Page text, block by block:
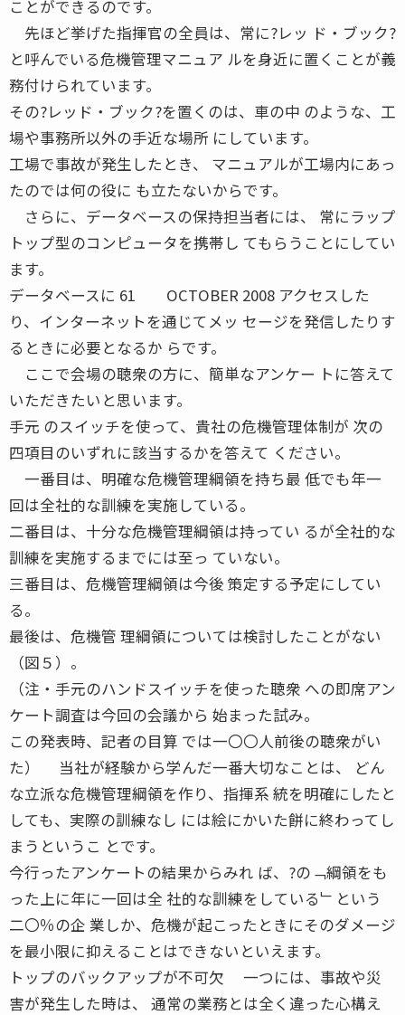
ことができるのです。
先ほど挙げた指揮官の全員は、常に?レッ ド・ブック?
と呼んでいる危機管理マニュア ルを身近に置くことが義
務付けられています。
その?レッド・ブック?を置くのは、車の中 のような、工
場や事務所以外の手近な場所 にしています。
工場で事故が発生したとき、 マニュアルが工場内にあっ
たのでは何の役に も立たないからです。
さらに、データベースの保持担当者には、 常にラップ
トップ型のコンピュータを携帯し てもらうことにしてい
ます。
データベースに 61 OCTOBER 2008 アクセスした
り、インターネットを通じてメッ セージを発信したりす
るときに必要となるか らです。
ここで会場の聴衆の方に、簡単なアンケー トに答えて
いただきたいと思います。
手元 のスイッチを使って、貴社の危機管理体制が 次の
四項目のいずれに該当するかを答えて ください。
一番目は、明確な危機管理綱領を持ち最 低でも年一
回は全社的な訓練を実施している。
二番目は、十分な危機管理綱領は持ってい るが全社的な
訓練を実施するまでには至っ ていない。
三番目は、危機管理綱領は今後 策定する予定にしてい
る。
最後は、危機管 理綱領については検討したことがない
（図５）。
（注・手元のハンドスイッチを使った聴衆 への即席アン
ケート調査は今回の会議から 始まった試み。
この発表時、記者の目算 では一〇〇人前後の聴衆がい
た） 当社が経験から学んだ一番大切なことは、 どん
な立派な危機管理綱領を作り、指揮系 統を明確にしたと
しても、実際の訓練なし には絵にかいた餅に終わってし
まうというこ とです。
今行ったアンケートの結果からみれ ば、?の﹁綱領をも
った上に年に一回は全 社的な訓練をしている﹂という
二〇％の企 業しか、危機が起こったときにそのダメージ
を最小限に抑えることはできないといえます。
トップのバックアップが不可欠 一つには、事故や災
害が発生した時は、 通常の業務とは全く違った心構え